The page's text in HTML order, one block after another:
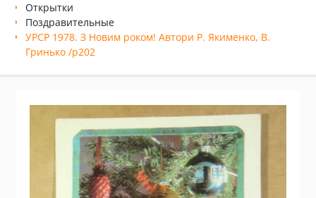
Открытки
Поздравительные
УРСР 1978. З Новим роком! Автори Р. Якименко, В.
Гринько /р202